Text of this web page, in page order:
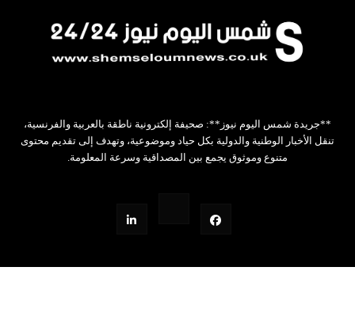
**جريدة شمس اليوم نيوز**: صحيفة إلكترونية ناطقة بالعربية والفرنسية،
تنقل الأخبار الوطنية والدولية بكل حياد وموضوعية، وتهدف إلى تقديم محتوى
متنوع وموثوق يجمع بين المصداقية وسرعة المعلومة.